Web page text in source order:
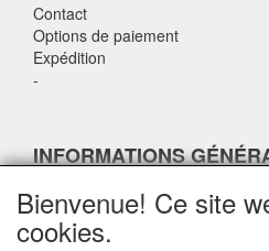
Contact
Options de paiement
Expédition
-
INFORMATIONS
-
-
Bienvenue! Ce site
cookies.